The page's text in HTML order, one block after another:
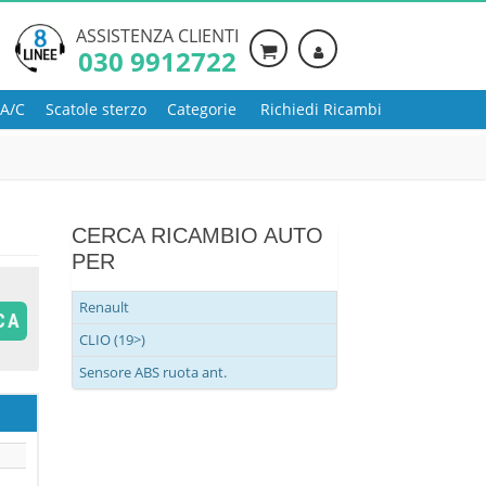
ASSISTENZA CLIENTI
030 9912722
C Scatole sterzo Categorie Richiedi Ricambi
CERCA RICAMBIO AUTO
PER
Renault
CLIO (19>)
Sensore ABS ruota ant.